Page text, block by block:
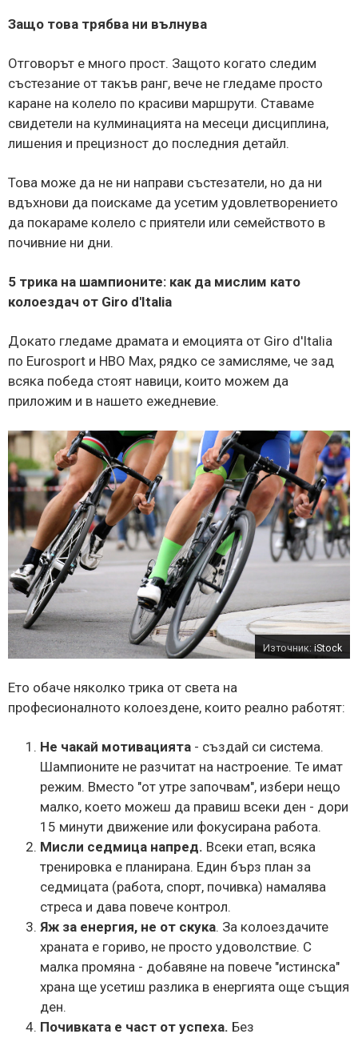
Защо това трябва ни вълнува
Отговорът е много прост. Защото когато следим
състезание от такъв ранг, вече не гледаме просто
каране на колело по красиви маршрути. Ставаме
свидетели на кулминацията на месеци дисциплина,
лишения и прецизност до последния детайл.
Това може да не ни направи състезатели, но да ни
вдъхнови да поискаме да усетим удовлетворението
да покараме колело с приятели или семейството в
почивние ни дни.
5 трика на шампионите: как да мислим като
колоездач от Giro d'Italia
Докато гледаме драмата и емоцията от Giro d'Italia
по Eurosport и HBO Max, рядко се замисляме, че зад
всяка победа стоят навици, които можем да
приложим и в нашето ежедневие.
Източник: iStock
Ето обаче няколко трика от света на
професионалното колоездене, които реално работят:
Не чакай мотивацията - създай си система.
Шампионите не разчитат на настроение. Те имат
режим. Вместо "от утре започвам", избери нещо
малко, което можеш да правиш всеки ден - дори
15 минути движение или фокусирана работа.
Мисли седмица напред. Всеки етап, всяка
тренировка е планирана. Един бърз план за
седмицата (работа, спорт, почивка) намалява
стреса и дава повече контрол.
Яж за енергия, не от скука. За колоездачите
храната е гориво, не просто удоволствие. С
малка промяна - добавяне на повече "истинска"
храна ще усетиш разлика в енергията още същия
ден.
Почивката е част от успеха. Без